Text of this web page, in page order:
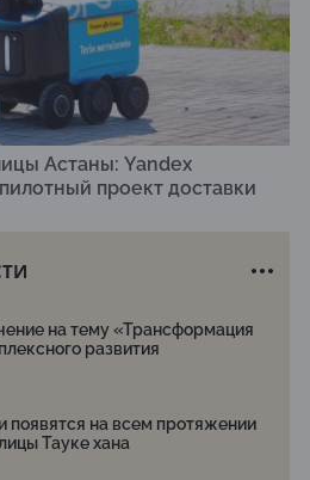
Астаны: Yandex
проект доставки
на тему «Трансформация
развития
появятся на всем протяжении
Тауке хана